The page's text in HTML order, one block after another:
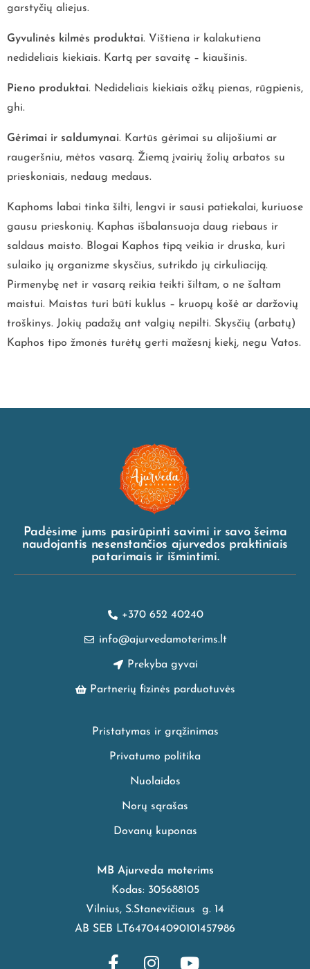
garstyčių aliejus.
Gyvulinės kilmės produktai. Vištiena ir kalakutiena
nedideliais kiekiais. Kartą per savaitę – kiaušinis.
Pieno produktai. Nedideliais kiekiais ožkų pienas, rūgpienis,
ghi.
Gėrimai ir saldumynai. Kartūs gėrimai su alijošiumi ar
raugeršniu, mėtos vasarą. Žiemą įvairių žolių arbatos su
prieskoniais, nedaug medaus.
Kaphoms labai tinka šilti, lengvi ir sausi patiekalai, kuriuose
gausu prieskonių. Kaphas išbalansuoja daug riebaus ir
saldaus maisto. Blogai Kaphos tipą veikia ir druska, kuri
sulaiko jų organizme skysčius, sutrikdo jų cirkuliaciją.
Pirmenybę net ir vasarą reikia teikti šiltam, o ne šaltam
maistui. Maistas turi būti kuklus – kruopų košė ar daržovių
troškinys. Jokių padažų ant valgių nepilti. Skysčių (arbatų)
Kaphos tipo žmonės turėtų gerti mažesnį kiekį, negu Vatos.
Padėsime jums pasirūpinti savimi ir savo šeima
naudojantis nesenstančios ajurvedos praktiniais
patarimais ir išmintimi.
+370 652 40240
info@ajurvedamoterims.lt
Prekyba gyvai
Partnerių fizinės parduotuvės
Pristatymas ir grąžinimas
Privatumo politika
Nuolaidos
Norų sąrašas
Dovanų kuponas
MB Ajurveda moterims
Kodas: 305688105
Vilnius, S.Stanevičiaus g. 14
AB SEB LT647044090101457986